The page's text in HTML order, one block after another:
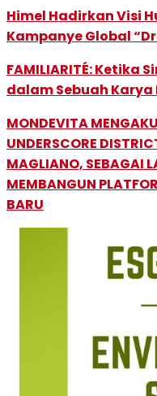
Himel Hadirkan Visi
Kampanye Global
FAMILIARITÉ: Ketika
dalam Sebuah Karya
MONDEVITA
UNDERSCORE
MAGLIANO, SEBAGAI
MEMBANGUN
BARU